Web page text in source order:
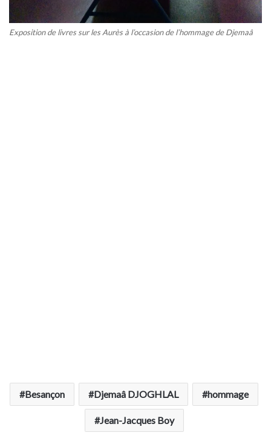
Exposition de livres sur les Aurès à l’occasion de l’hommage de Djemaâ
Besançon Djemaâ DJOGHLAL hommage
Jean-Jacques Boy